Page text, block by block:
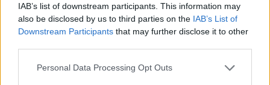
IAB’s list of downstream participants. This information may
also be disclosed by us to third parties on the IAB’s List of
Downstream Participants that may further disclose it to other
Personal Data Processing Opt Outs
Szabályosan megrohanják Budapestet a